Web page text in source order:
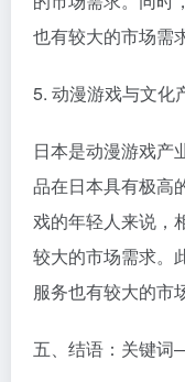
也有较大的市场需
5. 动漫游戏与文化
日本是动漫游戏产
品在日本具有极高
戏的年轻人来说，
较大的市场需求。
服务也有较大的市
五、结语：关键